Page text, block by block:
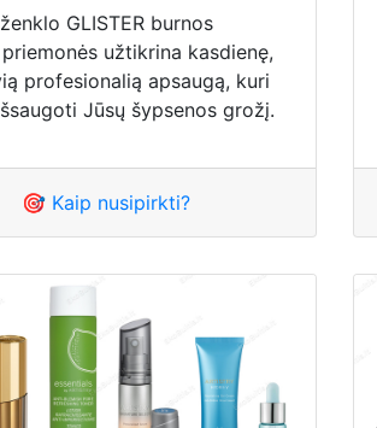
GLISTER burnos
užtikrina kasdienę,
profesionalią apsaugą, kuri
Jūsų šypsenos grožį.
🎯 Kaip nusipirkti?